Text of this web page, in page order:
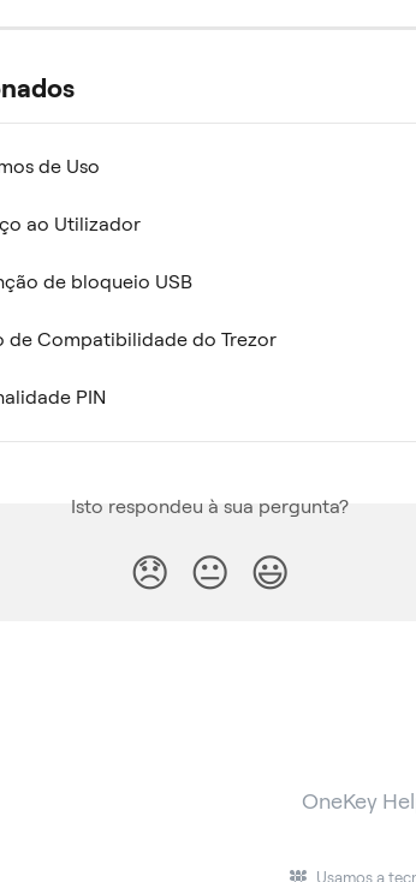
de Uso
ao Utilizador
de bloqueio USB
de Compatibilidade do Trezor
PIN
Isto respondeu à sua pergunta?
😞 😐 😃
OneKey
Usamos a